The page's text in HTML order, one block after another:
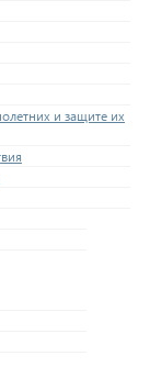
и защите их